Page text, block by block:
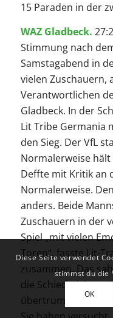
15 Paraden in der
WAZ Gladbeck.
Stimmung nach
Samstagabend in
vielen Zuschauern,
Verantwortlichen
Gladbeck. In der
Lit Tribe Germania
den Sieg. Der VfL
Normalerweise hält
Deffte mit Kritik an
Normalerweise.
anders. Beide
Zuschauern in der
Spiel „mit vielen
Toren“, fasste Lit-
zusammen. Das
die Schiedsrichter
übertrumpfen
Diese Seite verwendet
stimmst du die
OK